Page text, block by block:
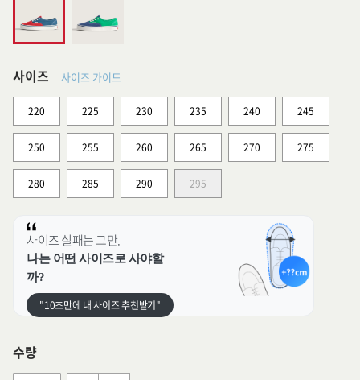
사이즈 사이즈 가이드
220 225 230 235 240 245
250 255 260 265 270 275
280 285 290 295
사이즈 실패는 그만.
나는 어떤 사이즈로 사야할
까?
"10초만에 내 사이즈 추천받기"
수량